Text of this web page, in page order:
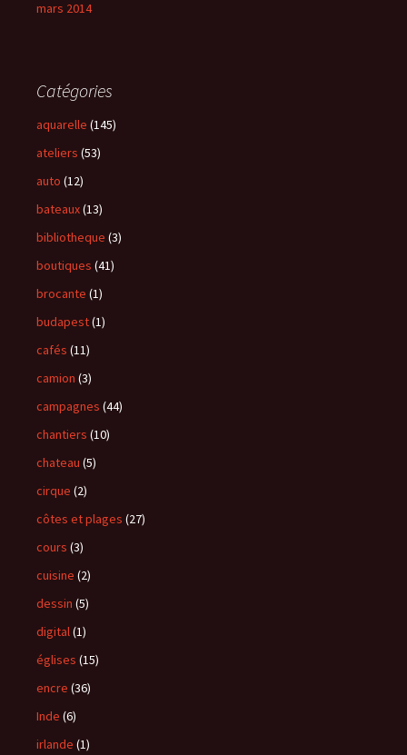
mars 2014
Catégories
aquarelle (145)
ateliers (53)
auto (12)
bateaux(13)
bibliotheque (3)
boutiques (41)
brocante (1)
budapest(1)
cafés (11)
camion (3)
campagnes (44)
chantiers (10)
chateau (5)
cirque (2)
côtes et plages (27)
cours (3)
cuisine (2)
dessin (5)
digital(1)
églises (15)
encre (36)
Inde (6)
irlande (1)